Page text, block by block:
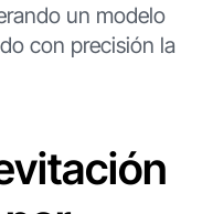
un modelo
con precisión la